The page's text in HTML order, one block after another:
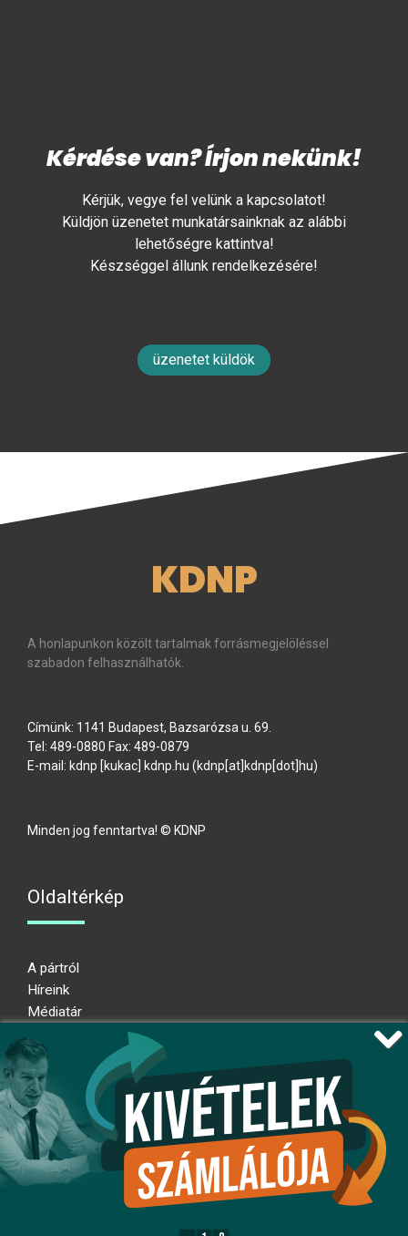
Kérdése van? Írjon nekünk!
Kérjük, vegye fel velünk a kapcsolatot!
Küldjön üzenetet munkatársainknak az alábbi
lehetőségre kattintva!
Készséggel állunk rendelkezésére!
üzenetet küldök
KDNP
A honlapunkon közölt tartalmak forrásmegjelöléssel
szabadon felhasználhatók.
Címünk: 1141 Budapest, Bazsarózsa u. 69.
Tel: 489-0880 Fax: 489-0879
E-mail: kdnp [kukac] kdnp.hu (kdnp[at]kdnp[dot]hu)
Minden jog fenntartva! © KDNP
Oldaltérkép
A pártról
Híreink
Médiatár
Adatkezelési nyilatkozat
Átláthatósági nyilatkozat
Ugrás az oldal tetejére
Kövessen minket!
x